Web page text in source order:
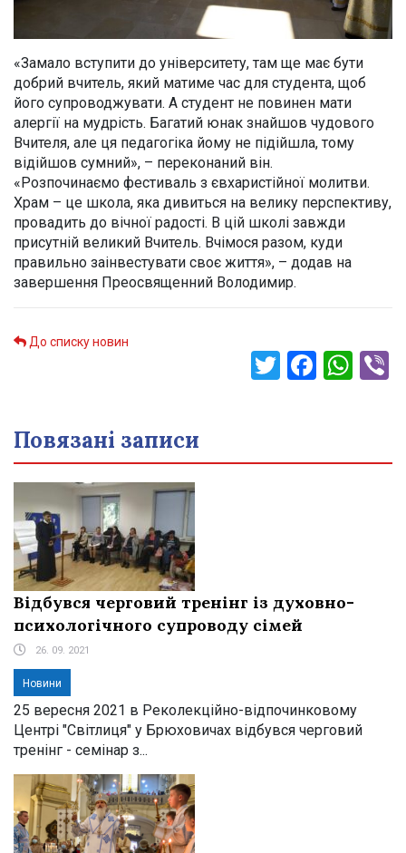
«Замало вступити до університету, там ще має бути
добрий вчитель, який матиме час для студента, щоб
його супроводжувати. А студент не повинен мати
алергії на мудрість. Багатий юнак знайшов чудового
Вчителя, але ця педагогіка йому не підійшла, тому
відійшов сумний», – переконаний він.
«Розпочинаємо фестиваль з євхаристійної молитви.
Храм – це школа, яка дивиться на велику перспективу,
провадить до вічної радості. В цій школі завжди
присутній великий Вчитель. Вчімося разом, куди
правильно заінвестувати своє життя», – додав на
завершення Преосвященний Володимир.
До списку новин
Twitter
Повязані записи
Відбувся черговий тренінг із духовно-
психологічного супроводу сімей
26. 09. 2021
Новини
25 вересня 2021 в Реколекційно-відпочинковому
Центрі "Світлиця" у Брюховичах відбувся черговий
тренінг - семінар з...